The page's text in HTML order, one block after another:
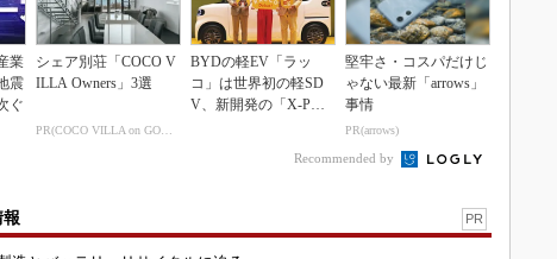
業
震
ぐ
シェア別荘「COCO V
ILLA Owners」3選
PR(COCO VILLA on GOETHE)
BYDの軽EV「ラッ
コ」は世界初の軽SD
V、新開発の「X-PAC
堅牢さ・コスパだけじ
ゃない最新「arrows」
事情
PR(arrows)
Recommended by
PR